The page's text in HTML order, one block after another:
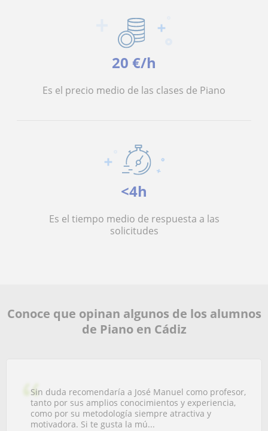
20 €/h
Es el precio medio de las clases de Piano
<4h
Es el tiempo medio de respuesta a las
solicitudes
Conoce que opinan algunos de los alumnos
de Piano en Cádiz
Sin duda recomendaría a José Manuel como profesor,
tanto por sus amplios conocimientos y experiencia,
como por su metodología siempre atractiva y
motivadora. Si te gusta la mú...